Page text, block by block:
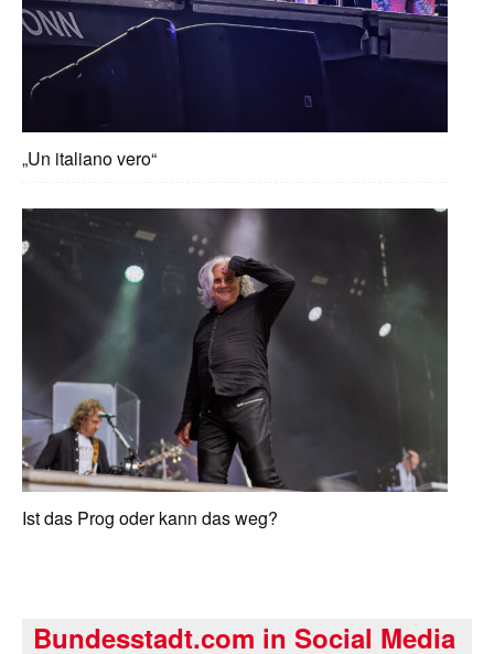
„Un italiano vero“
Ist das Prog oder kann das weg?
Bundesstadt.com in Social Media